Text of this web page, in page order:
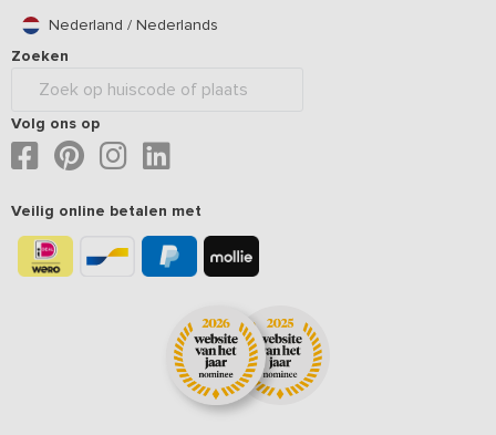
Nederland / Nederlands
Zoeken
Volg ons op
Veilig online betalen met